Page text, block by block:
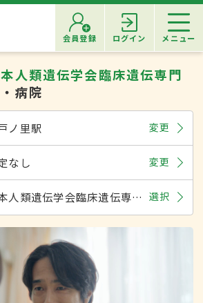
会員登録 ログイン メニュー
人類遺伝学会臨床遺伝専門
病院
ノ里駅 変更
なし 変更
日本人類遺伝学会臨床遺伝専門医 選択